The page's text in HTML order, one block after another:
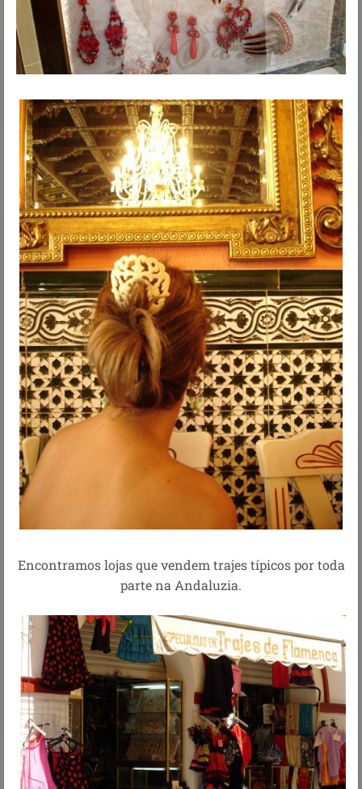
Encontramos lojas que vendem trajes típicos por toda
parte na Andaluzia.